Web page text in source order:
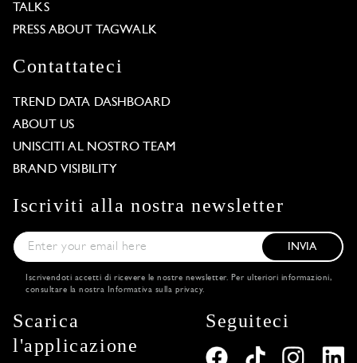
TALKS
PRESS ABOUT TAGWALK
Contattateci
TREND DATA DASHBOARD
ABOUT US
UNISCITI AL NOSTRO TEAM
BRAND VISIBILITY
Iscriviti alla nostra newsletter
INVIA
Iscrivendoti accetti di ricevere le nostre newsletter. Per ulteriori informazioni,
consultare la nostra
Informativa sulla privacy.
Scarica
l'applicazione
Seguiteci